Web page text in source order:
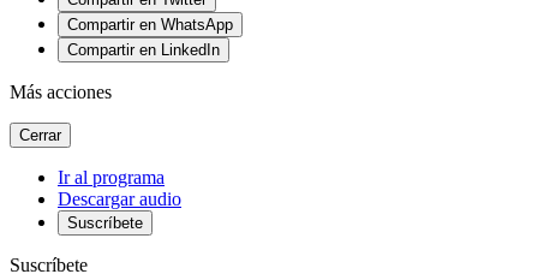
Compartir en WhatsApp
Compartir en LinkedIn
Más acciones
Cerrar
Ir al programa
Descargar audio
Suscríbete
Suscríbete